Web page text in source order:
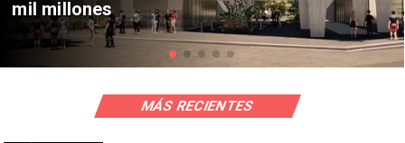
MÁS RECIENTES